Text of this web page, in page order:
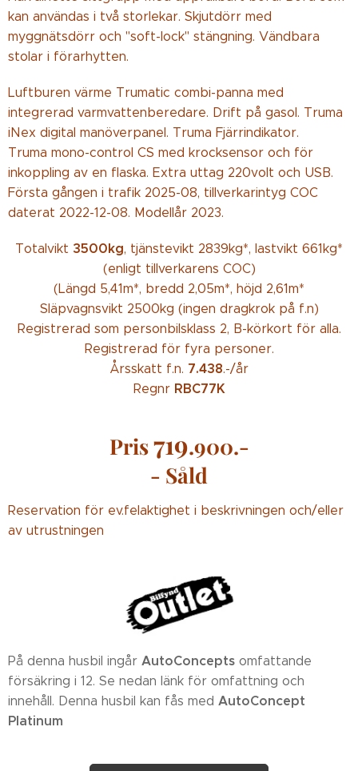
kan användas i två storlekar. Skjutdörr med
myggnätsdörr och "soft-lock" stängning. Vändbara
stolar i förarhytten.
Luftburen värme Trumatic combi-panna med
integrerad varmvattenberedare. Drift på gasol. Truma
iNex digital manöverpanel. Truma Fjärrindikator.
Truma mono-control CS med krocksensor och för
inkoppling av en flaska. Extra uttag 220volt och USB.
Första gången i trafik 2025-08, tillverkarintyg COC
daterat 2022-12-08. Modellår 2023.
Totalvikt 3500kg, tjänstevikt 2839kg*, lastvikt 661kg*
(enligt tillverkarens COC)
(Längd 5,41m*, bredd 2,05m*, höjd 2,61m*
Släpvagnsvikt 2500kg (ingen dragkrok på f.n)
Registrerad som personbilsklass 2, B-körkort för alla.
Registrerad för fyra personer.
Årsskatt f.n. 7.438.-/år
Regnr RBC77K
Pris719.900.-
- Såld
Reservation för ev.felaktighet i beskrivningen och/eller
av utrustningen
På denna husbil ingår AutoConcepts omfattande
försäkring i 12. Se nedan länk för omfattning och
innehåll. Denna husbil kan fås med AutoConcept
Platinum